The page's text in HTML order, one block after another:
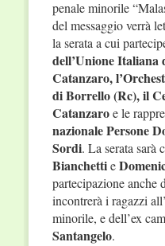
penale minorile
del messaggio verrà
la serata a cui
dell’Unione Italiana
Catanzaro,
di Borrello (Rc), il
Catanzaroe le
nazionale Persone
Sordi. La serata sarà
Bianchettie
partecipazione anche
incontrerà i ragazzi
minorile, e dell’ex
Santangelo.